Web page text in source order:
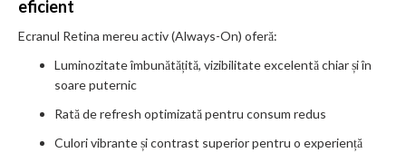
eficient
Ecranul Retina mereu activ (Always-On) oferă:
Luminozitate îmbunătățită, vizibilitate excelentă chiar și în
soare puternic
Rată de refresh optimizată pentru consum redus
Culori vibrante și contrast superior pentru o experiență